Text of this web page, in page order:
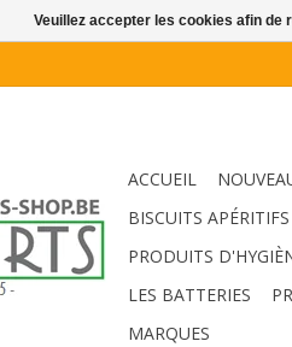
ACCUEIL
BISCUITS
PRODUITS
LES BATTERIES
MARQUES
Veuillez accepter les cookies afin